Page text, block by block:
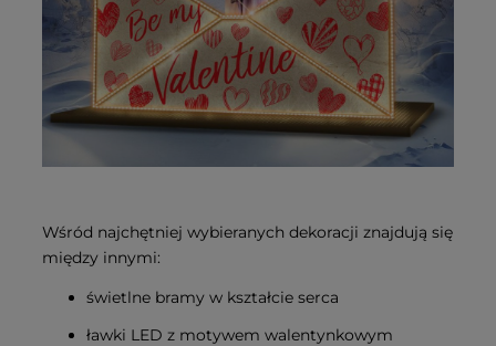
Wśród najchętniej wybieranych dekoracji znajdują się
między innymi:
świetlne bramy w kształcie serca
ławki LED z motywem walentynkowym